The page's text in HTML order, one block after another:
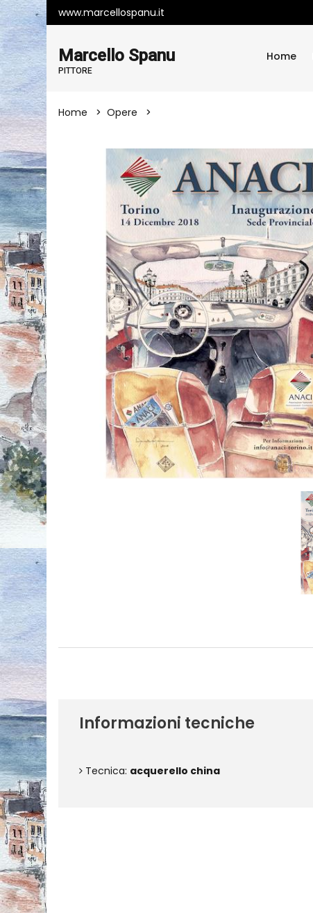
www.marcellospanu.it
Marcello Spanu
PITTORE
Home
Home Opere
Informazioni tecniche
Tecnica: acquerello china